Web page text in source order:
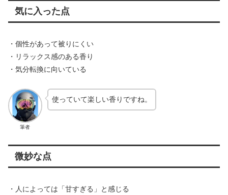
気に入った点
・個性があって被りにくい
・リラックス感のある香り
・気分転換に向いている
筆者
使っていて楽しい香りですね。
微妙な点
・人によっては「甘すぎる」と感じる